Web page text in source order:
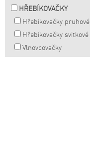
HŘEBÍKOVAČKY
Hřebíkovačky pruhové
Hřebíkovačky svitkové
Vlnovcovačky